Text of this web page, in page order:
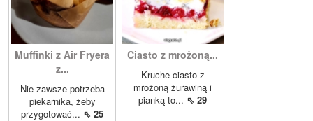
Muffinki z Air Fryera
z...
Nie zawsze potrzeba
piekarnika, żeby
przygotować... ⇖ 25
Ciasto z mrożoną...
Kruche ciasto z
mrożoną żurawiną i
pianką to... ⇖ 29